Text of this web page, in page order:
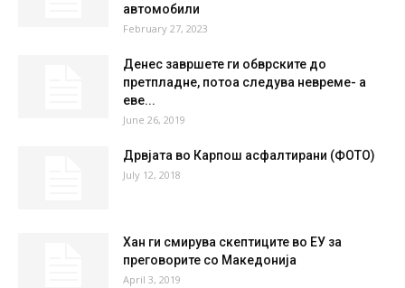
автомобили
February 27, 2023
Денес завршете ги обврските до
претпладне, потоа следува невреме- а
еве...
June 26, 2019
Дрвјата во Карпош асфалтирани (ФОТО)
July 12, 2018
Хан ги смирува скептиците во ЕУ за
преговорите со Македонија
April 3, 2019